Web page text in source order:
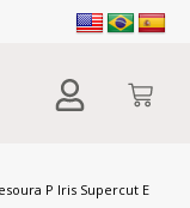
P Iris Supercut E